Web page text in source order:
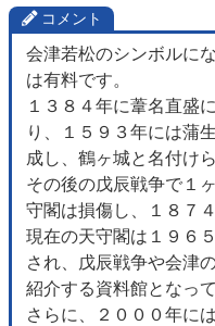
コメント
会津若松のシンボルに
は有料です。
１３８４年に葦名直盛
り、１５９３年には蒲
成し、鶴ヶ城と名付け
その後の戊辰戦争で１
守閣は損傷し、１８７
現在の天守閣は１９６
され、戊辰戦争や会津
紹介する資料館となって
さらに、２０００年に